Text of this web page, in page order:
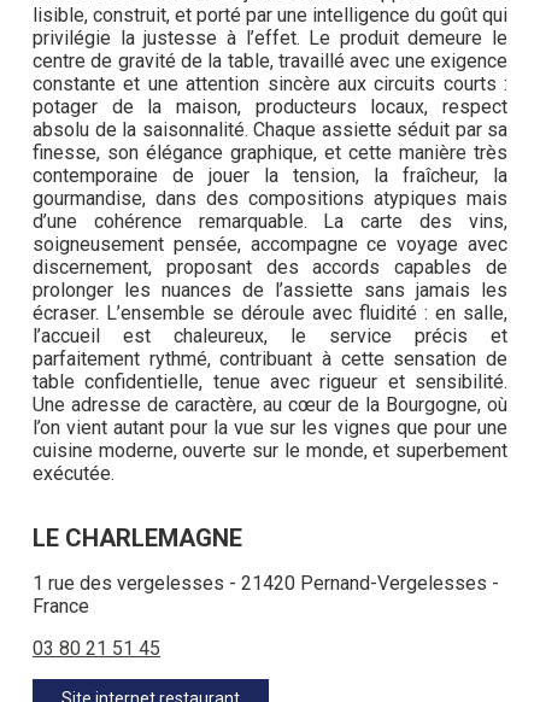
lisible, construit, et porté par une intelligence du goût qui
privilégie la justesse à l’effet. Le produit demeure le
centre de gravité de la table, travaillé avec une exigence
constante et une attention sincère aux circuits courts :
potager de la maison, producteurs locaux, respect
absolu de la saisonnalité. Chaque assiette séduit par sa
finesse, son élégance graphique, et cette manière très
contemporaine de jouer la tension, la fraîcheur, la
gourmandise, dans des compositions atypiques mais
d’une cohérence remarquable. La carte des vins,
soigneusement pensée, accompagne ce voyage avec
discernement, proposant des accords capables de
prolonger les nuances de l’assiette sans jamais les
écraser. L’ensemble se déroule avec fluidité : en salle,
l’accueil est chaleureux, le service précis et
parfaitement rythmé, contribuant à cette sensation de
table confidentielle, tenue avec rigueur et sensibilité.
Une adresse de caractère, au cœur de la Bourgogne, où
l’on vient autant pour la vue sur les vignes que pour une
cuisine moderne, ouverte sur le monde, et superbement
exécutée.
LE CHARLEMAGNE
1 rue des vergelesses - 21420 Pernand-Vergelesses -
France
03 80 21 51 45